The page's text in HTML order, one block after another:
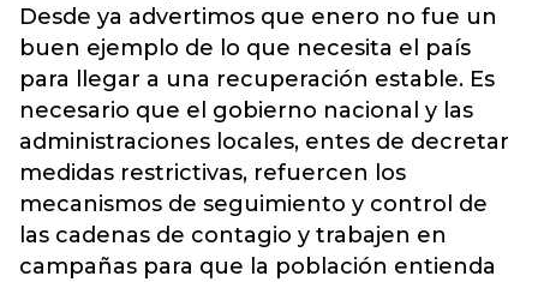
Desde ya advertimos que enero no fue un
buen ejemplo de lo que necesita el país
para llegar a una recuperación estable. Es
necesario que el gobierno nacional y las
administraciones locales, entes de decretar
medidas restrictivas, refuercen los
mecanismos de seguimiento y control de
las cadenas de contagio y trabajen en
campañas para que la población entienda